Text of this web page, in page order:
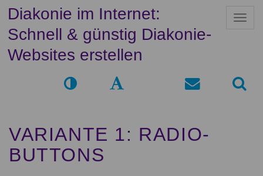
N
t
i
Diakonie im Internet:
Schnell & günstig Diakonie-
Websites erstellen
VARIANTE 1: RADIO-
BUTTONS